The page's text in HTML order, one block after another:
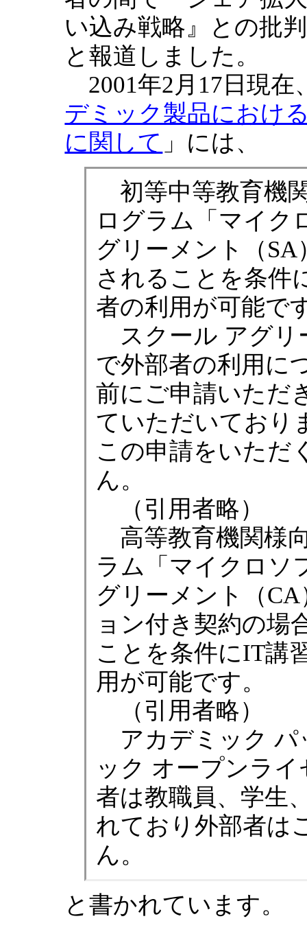
い込み戦略』との批
と報道しました。
2001年2月17日現在
デミック製品におけ
に関して 」には、
初等中等教育機
ログラム「マイク
グリーメント（
されることを条件
者の利用が可能で
スクール アグリ
で外部者の利用に
前にご申請いただ
ていただいており
この申請をいただ
ん。
（引用者略）
高等教育機関様
ラム「マイクロ
グリーメント（
ョン付き契約の場
ことを条件にIT講
用が可能です。
（引用者略）
アカデミック パ
ック オープンラ
者は教職員、学生
れており外部者は
ん。
と書かれています。